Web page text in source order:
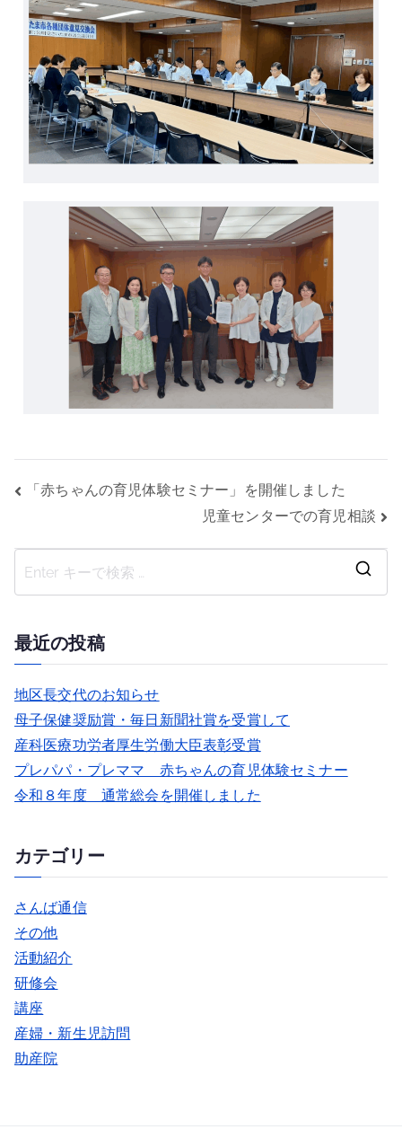
「赤ちゃんの育児体験セミナー」を開催しました
児童センターでの育児相談
最近の投稿
地区長交代のお知らせ
母子保健奨励賞・毎日新聞社賞を受賞して
産科医療功労者厚生労働大臣表彰受賞
プレパパ・プレママ 赤ちゃんの育児体験セミナー
令和８年度 通常総会を開催しました
カテゴリー
さんば通信
その他
活動紹介
研修会
講座
産婦・新生児訪問
助産院